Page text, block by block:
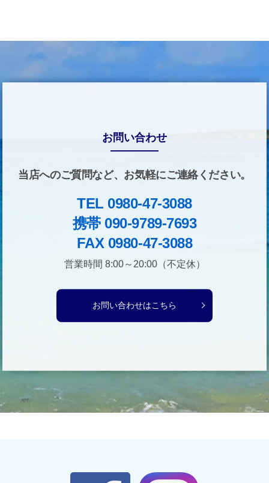
お問い合わせ
当店へのご質問など、お気軽にご連絡ください。
TEL 0980-47-3088
携帯 090-9789-7693
FAX 0980-47-3088
営業時間 8:00～20:00（不定休）
お問い合わせはこちら